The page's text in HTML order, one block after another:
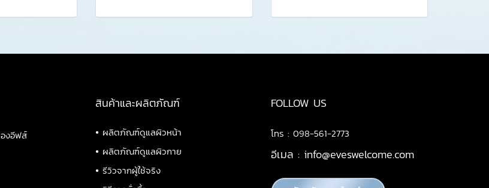
งอีฟส์
สินค้าและผลิตภัณฑ์
• ผลิตภัณฑ์ดูแลผิวหน้า
• ผลิตภัณฑ์ดูแลผิวกาย
• รีวิวจากผู้ใช้จริง
FOLLOW US
โทร : 098-561-2773
อีเมล : info@eveswelcome.com